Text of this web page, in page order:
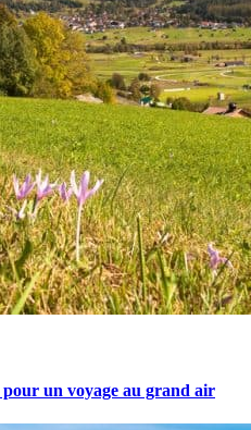
pour un voyage au grand air